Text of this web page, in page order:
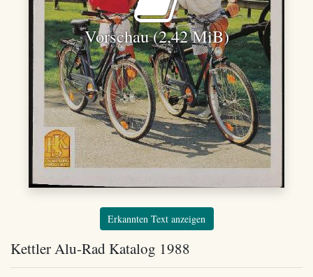
Vorschau (2,42 MiB)
Erkannten Text anzeigen
Kettler Alu-Rad Katalog 1988